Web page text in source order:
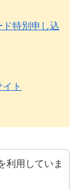
ド特別申し込
ト
利用していま